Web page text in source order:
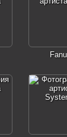
Fanu